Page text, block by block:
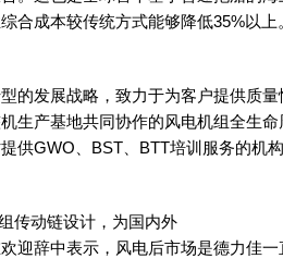
合成本较传统方式能够降低35%以上
的发展战略，致力于为客户提供质
生产基地共同协作的风电机组全生
供GWO、BST、BTT培训服务的机
传动链设计，为国内外
迎辞中表示，风电后市场是德力佳一